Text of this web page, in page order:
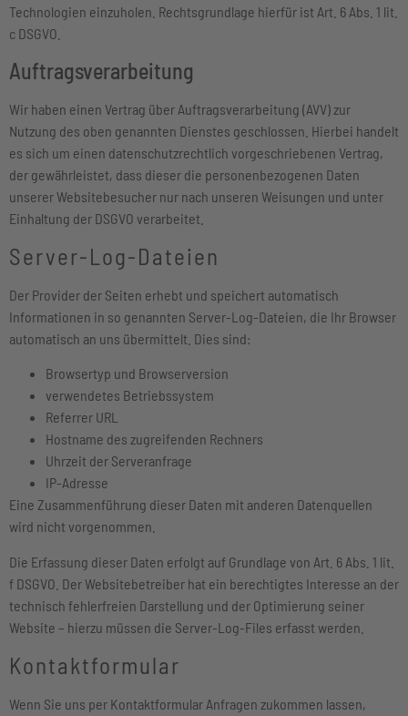
Technologien einzuholen. Rechtsgrundlage hierfür ist Art. 6 Abs. 1 lit.
c DSGVO.
Auftragsverarbeitung
Wir haben einen Vertrag über Auftragsverarbeitung (AVV) zur
Nutzung des oben genannten Dienstes geschlossen. Hierbei handelt
es sich um einen datenschutzrechtlich vorgeschriebenen Vertrag,
der gewährleistet, dass dieser die personenbezogenen Daten
unserer Websitebesucher nur nach unseren Weisungen und unter
Einhaltung der DSGVO verarbeitet.
Server-Log-Dateien
Der Provider der Seiten erhebt und speichert automatisch
Informationen in so genannten Server-Log-Dateien, die Ihr Browser
automatisch an uns übermittelt. Dies sind:
Browsertyp und Browserversion
verwendetes Betriebssystem
Referrer URL
Hostname des zugreifenden Rechners
Uhrzeit der Serveranfrage
IP-Adresse
Eine Zusammenführung dieser Daten mit anderen Datenquellen
wird nicht vorgenommen.
Die Erfassung dieser Daten erfolgt auf Grundlage von Art. 6 Abs. 1 lit.
f DSGVO. Der Websitebetreiber hat ein berechtigtes Interesse an der
technisch fehlerfreien Darstellung und der Optimierung seiner
Website – hierzu müssen die Server-Log-Files erfasst werden.
Kontaktformular
Wenn Sie uns per Kontaktformular Anfragen zukommen lassen,